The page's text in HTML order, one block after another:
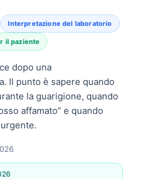
Interpretazione del laboratorio
il paziente
dopo una
Il punto è sapere quando
la guarigione, quando
affamato” e quando